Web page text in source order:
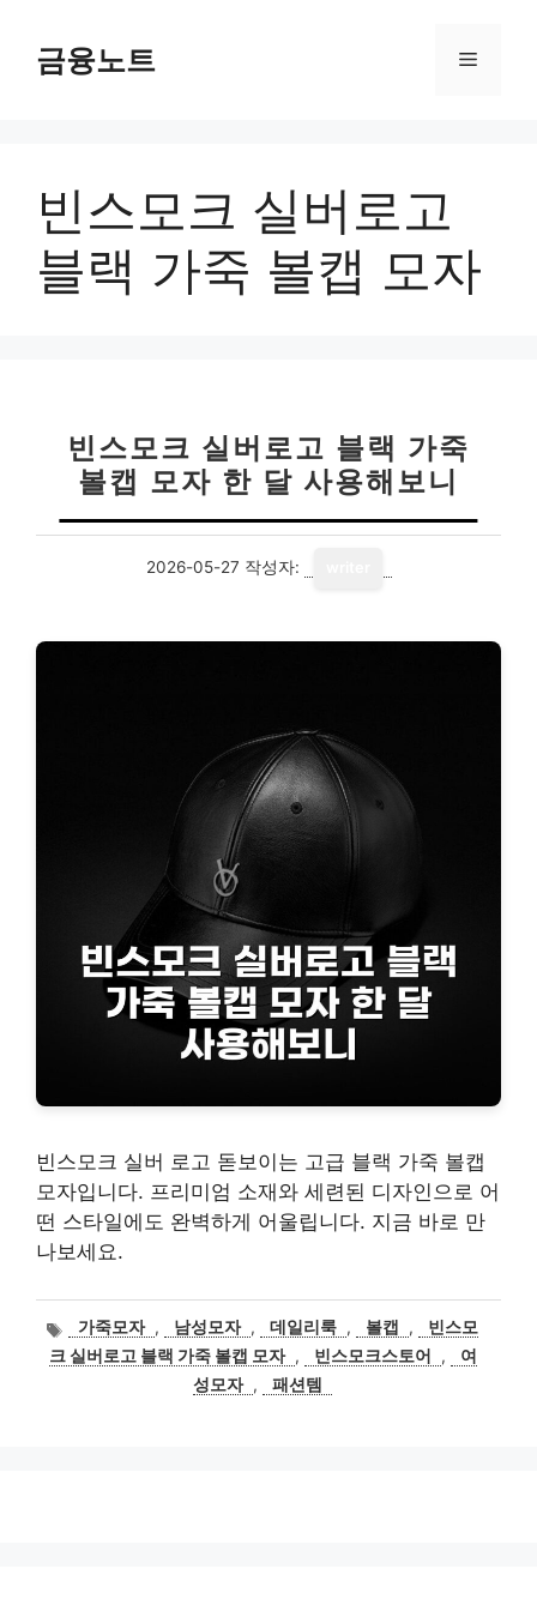
금융노트 메
빈스모크 실버로고
블랙 가죽 볼캡 모자
빈스모크 실버로고 블랙 가죽
볼캡 모자 한 달 사용해보니
2026-05-27 작성자:
빈스모크 실버 로고 돋보이는 고급 블랙 가죽 볼캡
모자입니다. 프리미엄 소재와 세련된 디자인으로 어
떤 스타일에도 완벽하게 어울립니다. 지금 바로 만
나보세요.
태
그
가죽모자 , 남성모자 , 데일리룩 , 볼캡 ,
빈스모
크 실버로고 블랙 가죽 볼캡 모자 , 빈스모크스토어 ,
여
성모자 , 패션템